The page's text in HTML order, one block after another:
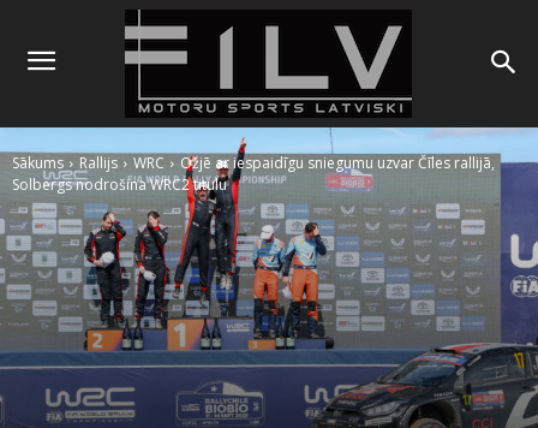
Sākums Rallijs WRC
Ožjē ar iespaidīgu sniegumu uzvar Čīles rallijā,
Solbergs nodrošina WRC2 titulu